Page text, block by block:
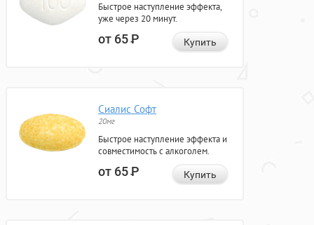
Быстрое наступление эффекта,
уже через 20 минут.
от 65Р Купить
Сиалис Софт
20мг
Быстрое наступление эффекта и
совместимость с алкоголем.
от 65Р Купить